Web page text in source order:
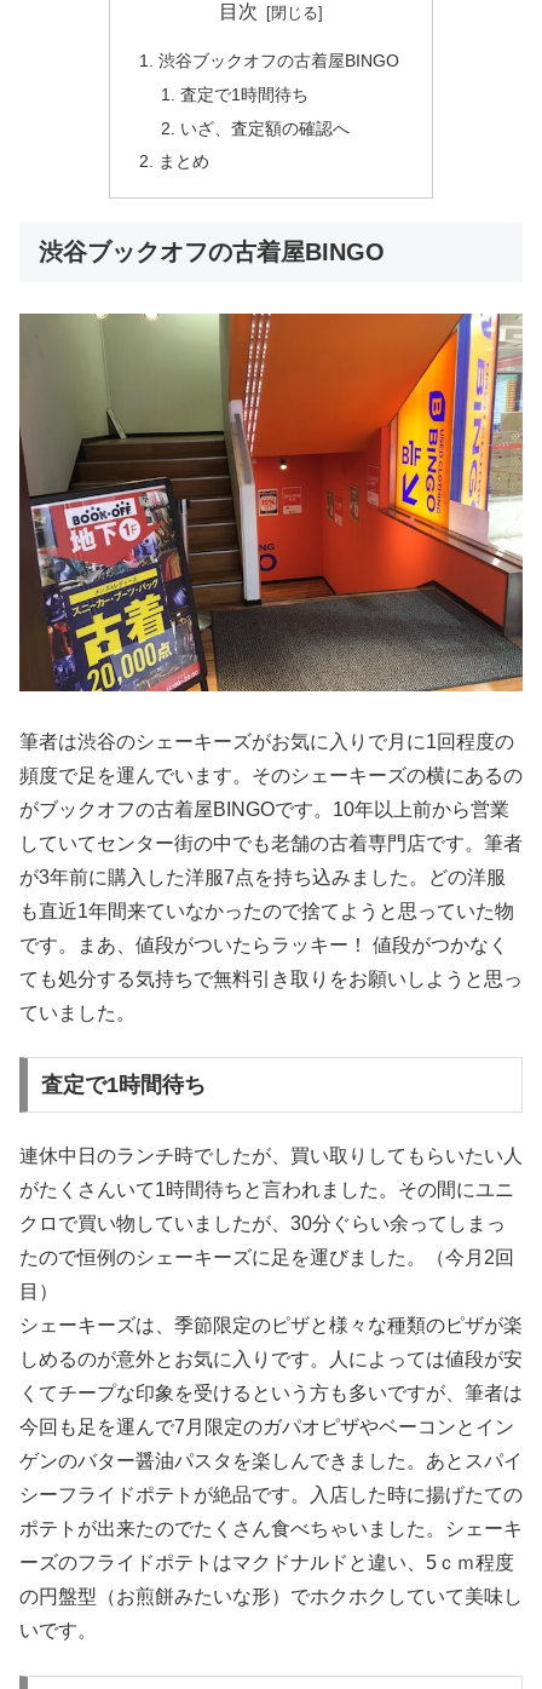
目次
渋谷ブックオフの古着屋BINGO
査定で1時間待ち
いざ、査定額の確認へ
まとめ
渋谷ブックオフの古着屋BINGO
筆者は渋谷のシェーキーズがお気に入りで月に1回程度の
頻度で足を運んでいます。そのシェーキーズの横にあるの
がブックオフの古着屋BINGOです。10年以上前から営業
していてセンター街の中でも老舗の古着専門店です。筆者
が3年前に購入した洋服7点を持ち込みました。どの洋服
も直近1年間来ていなかったので捨てようと思っていた物
です。まあ、値段がついたらラッキー！ 値段がつかなく
ても処分する気持ちで無料引き取りをお願いしようと思っ
ていました。
査定で1時間待ち
連休中日のランチ時でしたが、買い取りしてもらいたい人
がたくさんいて1時間待ちと言われました。その間にユニ
クロで買い物していましたが、30分ぐらい余ってしまっ
たので恒例のシェーキーズに足を運びました。（今月2回
目）
シェーキーズは、季節限定のピザと様々な種類のピザが楽
しめるのが意外とお気に入りです。人によっては値段が安
くてチープな印象を受けるという方も多いですが、筆者は
今回も足を運んで7月限定のガパオピザやベーコンとイン
ゲンのバター醤油パスタを楽しんできました。あとスパイ
シーフライドポテトが絶品です。入店した時に揚げたての
ポテトが出来たのでたくさん食べちゃいました。シェーキ
ーズのフライドポテトはマクドナルドと違い、5ｃｍ程度
の円盤型（お煎餅みたいな形）でホクホクしていて美味し
いです。